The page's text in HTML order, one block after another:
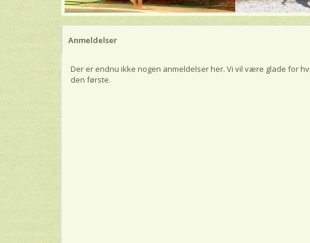
Anmeldelser
Der er endnu ikke nogen anmeldelser her. Vi vil være glade for
den første.